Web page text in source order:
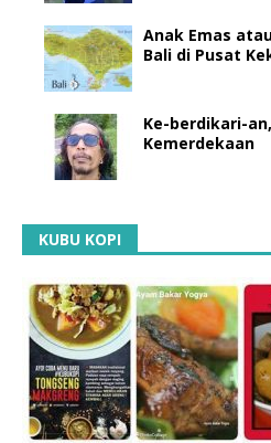
Anak Emas
Bali di Pusat
Ke-berdikari-
Kemerdekaan
KUBU KOPI